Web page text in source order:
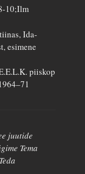
10;Ilm
Ida-
esimene
piiskop
juutide
Tema